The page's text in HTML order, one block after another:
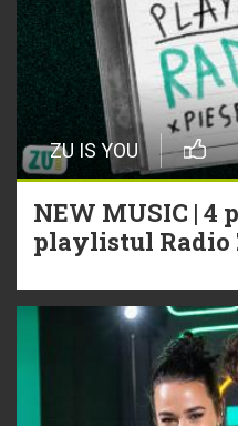
ZU IS YOU
NEW MUSIC | 4
playlistul Radio